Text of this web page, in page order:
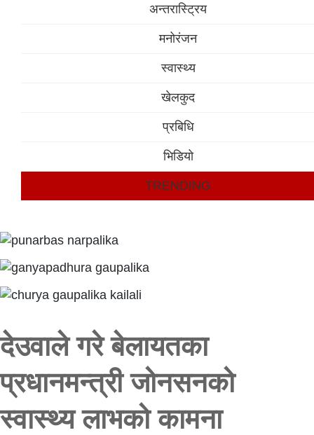
अन्तरास्ट्रिय
मनोरंजन
स्वास्थ्य
खेलकुद
प्रबिधि
भिडियो
TRENDING
देउवाले गरे बेलायतका
प्रधानमन्त्री जोनसनको
स्वास्थ्य लाभको कामना